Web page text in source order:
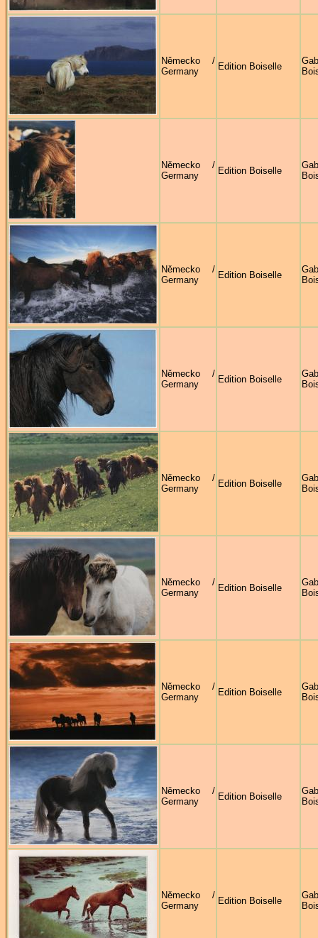
Německo /
Germany
Edition Boiselle
Německo /
Germany
Edition Boiselle
Německo /
Germany
Edition Boiselle
Německo /
Germany
Edition Boiselle
Německo /
Germany
Edition Boiselle
Německo /
Germany
Edition Boiselle
Německo /
Germany
Edition Boiselle
Německo /
Germany
Edition Boiselle
Německo /
Germany
Edition Boiselle